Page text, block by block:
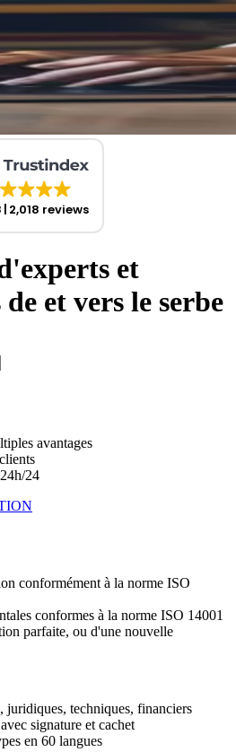
2,018 reviews
et
de et vers le serbe
avantages
24
conformément à la norme ISO
conformes à la norme ISO 14001
parfaite, ou d'une nouvelle
juridiques, techniques, financiers
signature et cachet
en 60 langues